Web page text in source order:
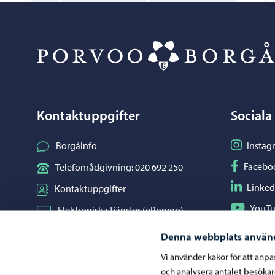
Denna webbplats
Vi använder kakor för att
och analysera antalet
Kontaktuppgifter
Borgåinfo
Telefonrådgivning: 020 692 250
Kontaktuppgifter
Elektroniska tjänster (ePorvoo)
Kartor och lägesinformation
Följ på
Följ på
Följ på
Följ på